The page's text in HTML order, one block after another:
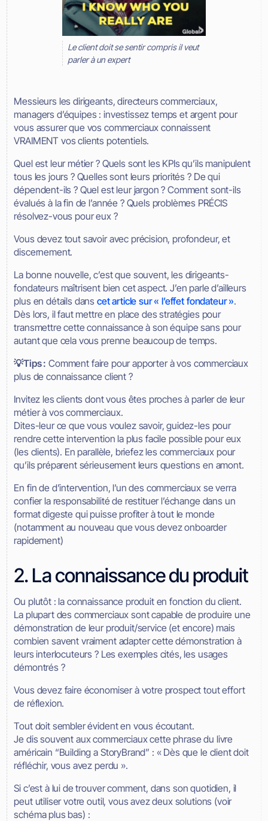
Le client doit se sentir compris il veut
parler à un expert
Messieurs les dirigeants, directeurs commerciaux,
managers d’équipes : investissez temps et argent pour
vous assurer que vos commerciaux connaissent
VRAIMENT vos clients potentiels.
Quel est leur métier ? Quels sont les KPIs qu’ils manipulent
tous les jours ? Quelles sont leurs priorités ? De qui
dépendent-ils ? Quel est leur jargon ? Comment sont-ils
évalués à la fin de l’année ? Quels problèmes PRÉCIS
résolvez-vous pour eux ?
Vous devez tout savoir avec précision, profondeur, et
discernement.
La bonne nouvelle, c’est que souvent, les dirigeants-
fondateurs maîtrisent bien cet aspect. J’en parle d’ailleurs
plus en détails danscet article sur « l’effet fondateur ».
Dès lors, il faut mettre en place des stratégies pour
transmettre cette connaissance à son équipe sans pour
autant que cela vous prenne beaucoup de temps.
💡Tips : Comment faire pour apporter à vos commerciaux
plus de connaissance client ?
Invitez les clients dont vous êtes proches à parler de leur
métier à vos commerciaux.
Dites-leur ce que vous voulez savoir, guidez-les pour
rendre cette intervention la plus facile possible pour eux
(les clients). En parallèle, briefez les commerciaux pour
qu’ils préparent sérieusement leurs questions en amont.
En fin de d’intervention, l’un des commerciaux se verra
confier la responsabilité de restituer l’échange dans un
format digeste qui puisse profiter à tout le monde
(notamment au nouveau que vous devez onboarder
rapidement)
2. La connaissance du produit
Ou plutôt : la connaissance produit en fonction du client.
La plupart des commerciaux sont capable de produire une
démonstration de leur produit/service (et encore) mais
combien savent vraiment adapter cette démonstration à
leurs interlocuteurs ? Les exemples cités, les usages
démontrés ?
Vous devez faire économiser à votre prospect tout effort
de réflexion.
Tout doit sembler évident en vous écoutant.
Je dis souvent aux commerciaux cette phrase du livre
américain “Building a StoryBrand” : « Dès que le client doit
réfléchir, vous avez perdu ».
Si c’est à lui de trouver comment, dans son quotidien, il
peut utiliser votre outil, vous avez deux solutions (voir
schéma plus bas) :